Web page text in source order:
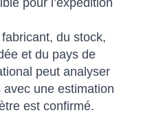
pour l’expédition
du stock,
et du pays de
peut analyser
avec une estimation
est confirmé.